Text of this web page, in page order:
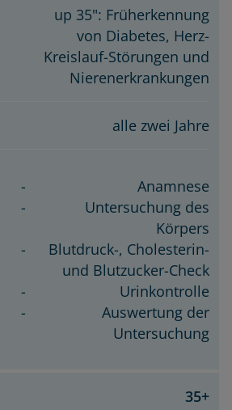
up 35": Früherkennung
von Diabetes, Herz-
Kreislauf-Störungen und
Nierenerkrankungen
alle zwei Jahre
Anamnese
Untersuchung des
Körpers
Blutdruck-, Cholesterin-
und Blutzucker-Check
Urinkontrolle
Auswertung der
Untersuchung
35+